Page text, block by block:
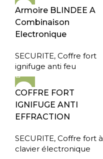
Armoire BLINDEE A
Combinaison
Electronique
SECURITE, Coffre fort
ignifuge anti feu
COFFRE FORT
IGNIFUGE ANTI
EFFRACTION
SECURITE, Coffre fort à
clavier électronique